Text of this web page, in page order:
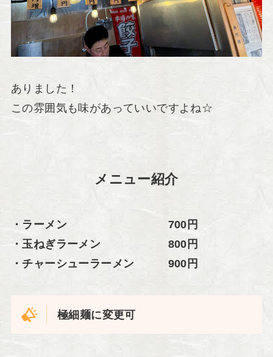
ありました！
この雰囲気も味があっていいですよね☆
メニュー紹介
・ラーメン 700円
・玉ねぎラーメン 800円
・チャーシューラーメン 900円
極細麺に変更可